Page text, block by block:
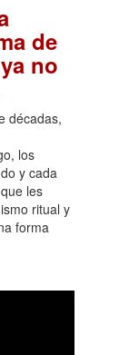
de
no
décadas,
los
y cada
les
ritual y
forma